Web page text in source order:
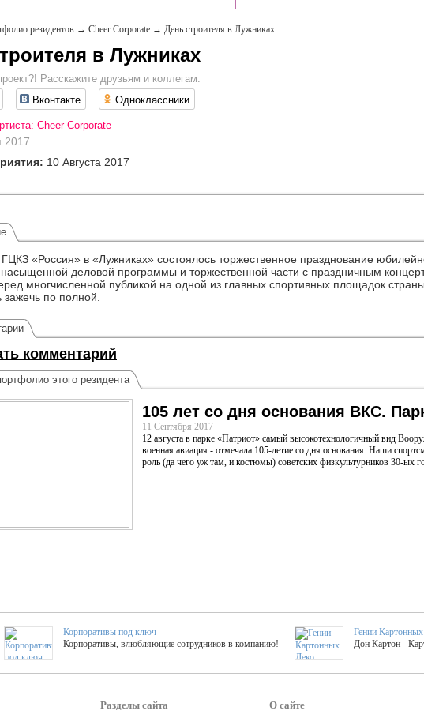
резидентов → Cheer Corporate → День строителя в Лужниках
в Лужниках
Расскажите друзьям и коллегам:
Вконтакте Одноклассники
Cheer Corporate
2017
10 Августа 2017
ГЦКЗ «Россия» в «Лужниках» состоялось торжественное празднование
насыщенной деловой программы и торжественной части с праздничным
многчисленной публикой на одной из главных спортивных площадок
по полной.
комментарий
этого резидента
105 лет со дня основания ВКС.
11 Сентября 2017
12 августа в парке «Патриот» самый высокотехнологичный вид
военная авиация - отмечала 105-летие со дня основания. Наши
роль (да чего уж там, и костюмы) советских физкультурников 30-ых
Корпоративы под ключ
Корпоративы, влюбляющие сотрудников в компанию!
Гении
Дон Картон -
Более 420 мастер-классов на выезде на мероприятие!
Разделы сайта О сайте